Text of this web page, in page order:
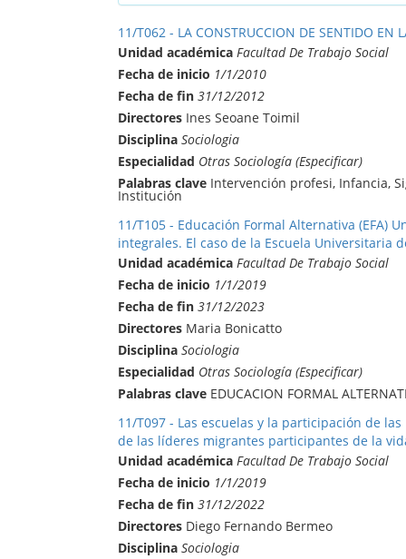
11/T062 - LA CONSTRUCCION DE SENTIDO EN
Unidad académica Facultad De Trabajo Social
Fecha de inicio 1/1/2010
Fecha de fin 31/12/2012
Directores Ines Seoane Toimil
Disciplina Sociologia
Especialidad Otras Sociología (Especificar)
Palabras clave Intervención profesi, Infancia,
Institución
11/T105 - Educación Formal Alternativa
integrales. El caso de la Escuela Universitaria
Unidad académica Facultad De Trabajo Social
Fecha de inicio 1/1/2019
Fecha de fin 31/12/2023
Directores Maria Bonicatto
Disciplina Sociologia
Especialidad Otras Sociología (Especificar)
Palabras clave EDUCACION FORMAL
11/T097 - Las escuelas y la participación de
de las líderes migrantes participantes de la
Unidad académica Facultad De Trabajo Social
Fecha de inicio 1/1/2019
Fecha de fin 31/12/2022
Directores Diego Fernando Bermeo
Disciplina Sociologia